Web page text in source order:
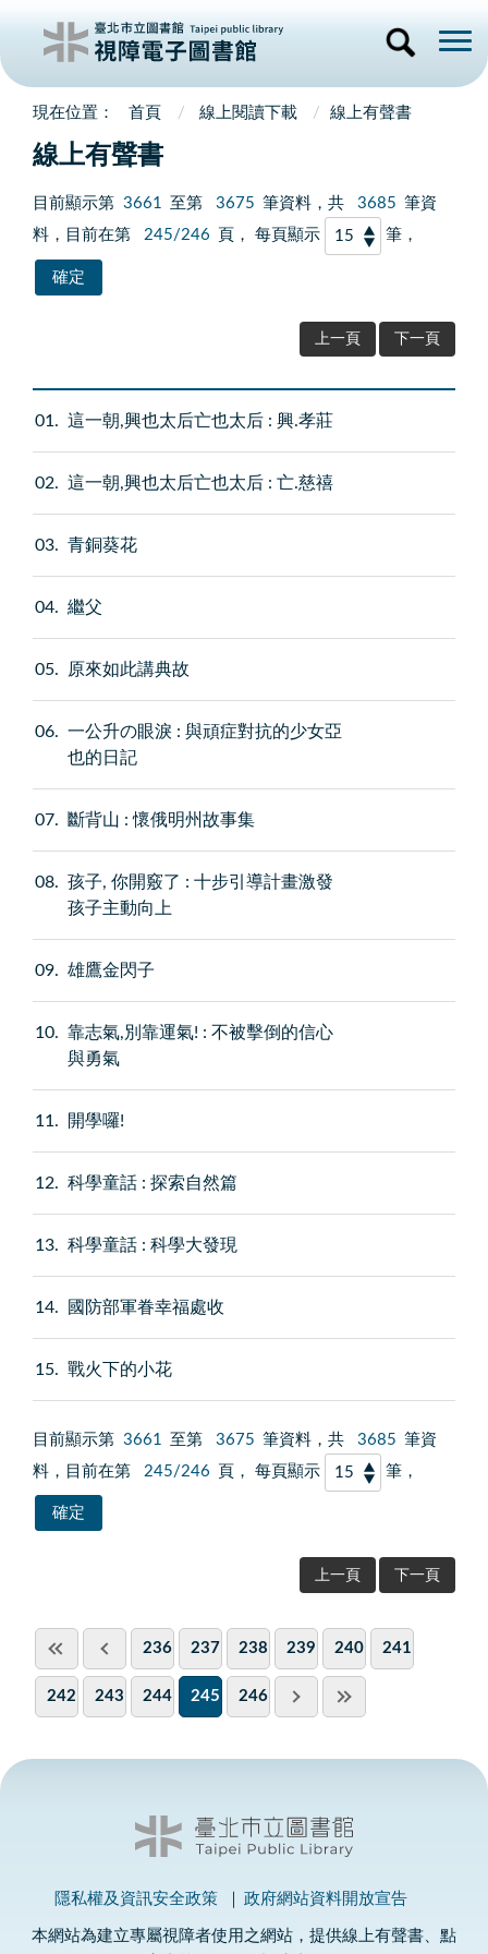
首頁 線上閱讀下載 線上有聲書
線上有聲書
目前顯示第 3661 至第 3675 筆資料，共 3685 筆資
料，目前在第
245/246 頁， 每頁顯示 筆，
上一頁 下一頁
01 這一朝,興也太后亡也太后 : 興.孝莊
02 這一朝,興也太后亡也太后 : 亡.慈禧
03 青銅葵花
04 繼父
05 原來如此講典故
06
一公升の眼淚 : 與頑症對抗的少女亞
也的日記
07 斷背山 : 懷俄明州故事集
08
孩子, 你開竅了 : 十步引導計畫激發
孩子主動向上
09 雄鷹金閃子
10
靠志氣,別靠運氣! : 不被擊倒的信心
與勇氣
11 開學囉!
12 科學童話 : 探索自然篇
13 科學童話 : 科學大發現
14 國防部軍眷幸福處收
15 戰火下的小花
目前顯示第 3661 至第 3675 筆資料，共 3685 筆資
料，目前在第
245/246 頁， 每頁顯示 筆，
上一頁 下一頁
236 237 238 239 240 241
242 243 244 245 246
隱私權及資訊安全政策 政府網站資料開放宣告
本網站為建立專屬視障者使用之網站，提供線上有聲書、點